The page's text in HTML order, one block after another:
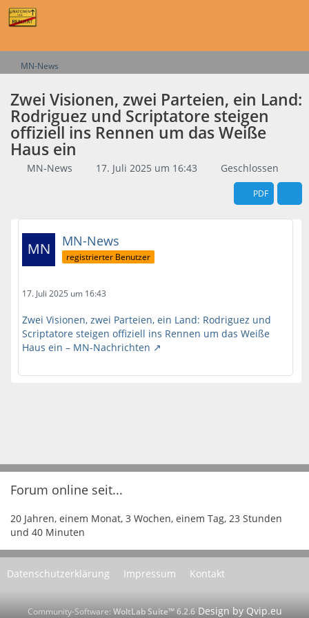
MN-News
Zwei Visionen, zwei Parteien, ein Land:
Rodriguez und Scriptatore steigen
offiziell ins Rennen um das Weiße
Haus ein
MN-News 17. Juli 2025 um 16:43 Geschlossen
PDF
MN-News
registrierter Benutzer
17. Juli 2025 um 16:43
Zwei Visionen, zwei Parteien, ein Land: Rodriguez und
Scriptatore steigen offiziell ins Rennen um das Weiße
Haus ein – MN-Nachrichten
Forum online seit...
20 Jahren, einem Monat, 3 Wochen, einem Tag, 23 Stunden
und 40 Minuten
Datenschutzerklärung Impressum Kontakt
Community-Software: WoltLab Suite™ 6.2.6